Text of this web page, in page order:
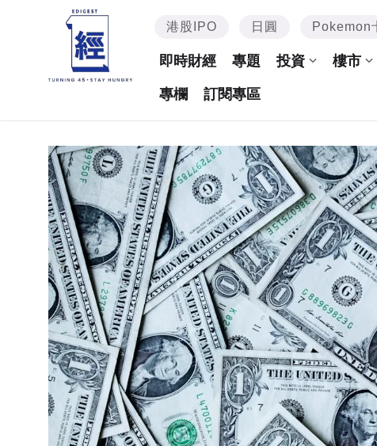
港股IPO 日圓 Pokemon
即時財經 專題 投資 樓市
專欄 訂閱專區